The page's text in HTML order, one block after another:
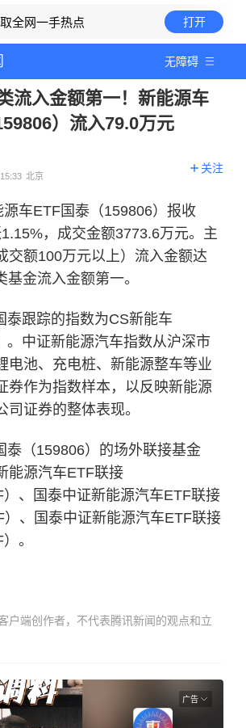
取全网一手热点 打开
无障碍
流入金额第一！新能源车
）流入79.0万元
北京
关注
车ETF国泰（159806）报收
，成交金额3773.6万元。主
交额100万元以上）流入金额达
基金流入金额第一。
泰跟踪的指数为CS新能车
。中证新能源汽车指数从沪深市
电池、充电桩、新能源整车等业
券作为指数样本，以反映新能源
司证券的整体表现。
泰（159806）的场外联接基金
能源汽车ETF联接
、国泰中证新能源汽车ETF联接
）、国泰中证新能源汽车ETF联接
。
户端创作者，不代表腾讯新闻的观点和立
广告